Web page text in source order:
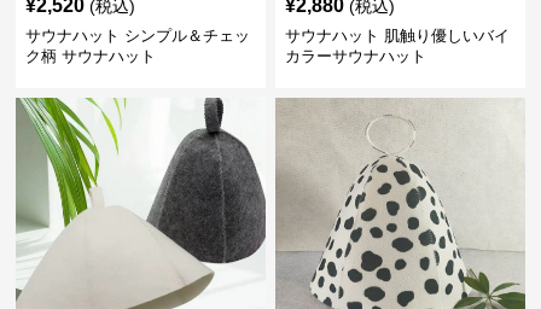
¥2,520 (税込)
サウナハット シンプル＆チェッ
ク柄 サウナハット
¥2,880 (税込)
サウナハット 肌触り優しいバイ
カラーサウナハット